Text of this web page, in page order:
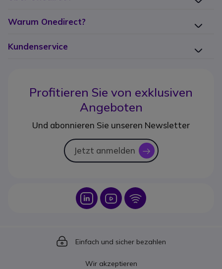
Warum Onedirect?
Kundenservice
Profitieren Sie von exklusiven
Angeboten
Und abonnieren Sie unseren Newsletter
Jetzt anmelden icon
Icon Icon Icon
Icon
Einfach und sicher bezahlen
Wir akzeptieren